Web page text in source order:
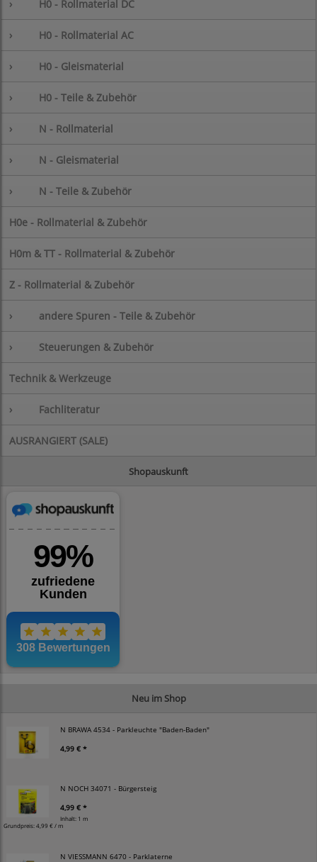
› H0 - Rollmaterial DC
› H0 - Rollmaterial AC
› H0 - Gleismaterial
› H0 - Teile & Zubehör
› N - Rollmaterial
› N - Gleismaterial
› N - Teile & Zubehör
H0e - Rollmaterial & Zubehör
H0m & TT - Rollmaterial & Zubehör
Z - Rollmaterial & Zubehör
› andere Spuren - Teile & Zubehör
› Steuerungen & Zubehör
Technik & Werkzeuge
› Fachliteratur
AUSRANGIERT (SALE)
Shopauskunft
Neu im Shop
N BRAWA 4534 - Parkleuchte "Baden-Baden"
4,99 € *
N NOCH 34071 - Bürgersteig
4,99 € *
Inhalt: 1 m
Grundpreis:4,99 € / m
N VIESSMANN 6470 - Parklaterne